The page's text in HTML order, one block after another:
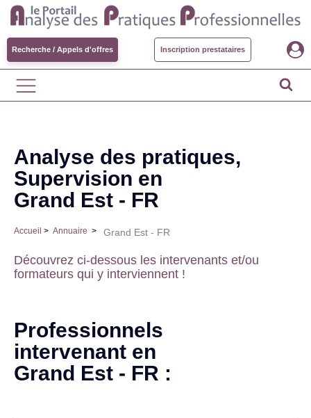
Recherche / Appels d'offres Inscription prestataires
Analyse des pratiques,
Supervision en
Grand Est - FR
Accueil > Annuaire > Grand Est - FR
Découvrez ci-dessous les intervenants et/ou
formateurs qui y interviennent !
Professionnels
intervenant en
Grand Est - FR :